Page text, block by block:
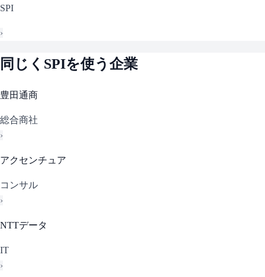
SPI
›
同じく SPIを使う企業
豊田通商
総合商社
›
アクセンチュア
コンサル
›
NTTデータ
IT
›